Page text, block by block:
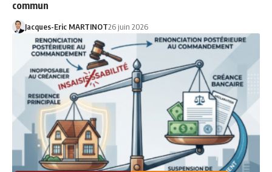
commun
Jacques-Eric MARTINOT26 juin 2026